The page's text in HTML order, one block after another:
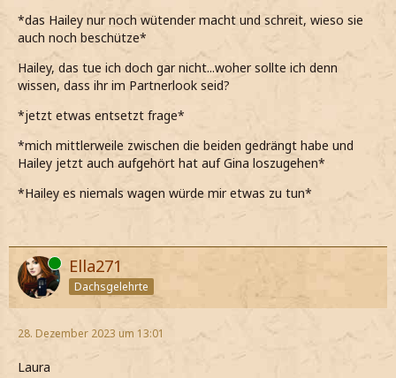
*das Hailey nur noch wütender macht und schreit, wieso sie
auch noch beschütze*
Hailey, das tue ich doch gar nicht...woher sollte ich denn
wissen, dass ihr im Partnerlook seid?
*jetzt etwas entsetzt frage*
*mich mittlerweile zwischen die beiden gedrängt habe und
Hailey jetzt auch aufgehört hat auf Gina loszugehen*
*Hailey es niemals wagen würde mir etwas zu tun*
Online Ella271
Dachsgelehrte
28. Dezember 2023 um 13:01
Laura